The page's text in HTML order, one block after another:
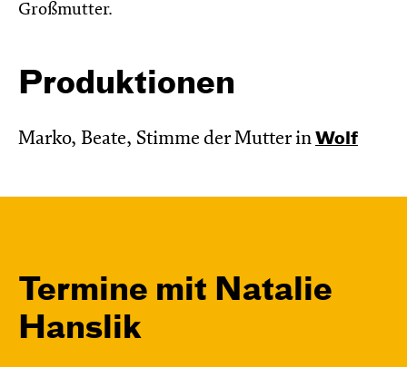
Großmutter.
Produktionen
Marko, Beate, Stimme der Mutter in Wolf
Termine mit Natalie
Hanslik